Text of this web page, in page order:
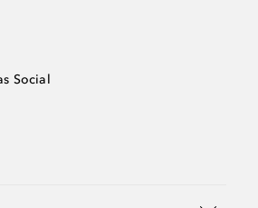
Social